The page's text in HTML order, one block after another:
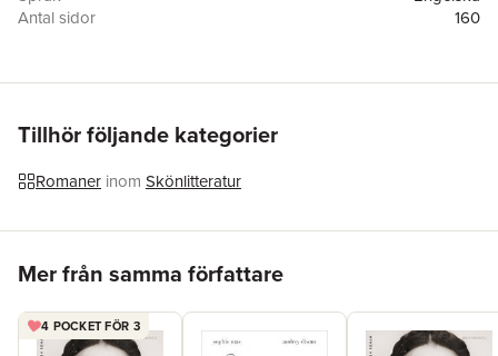
Antal sidor
160
Översättare
Heather Lloyd
Tillhör följande kategorier
Romaner inom Skönlitteratur
Mer från samma författare
4 POCKET FÖR 3